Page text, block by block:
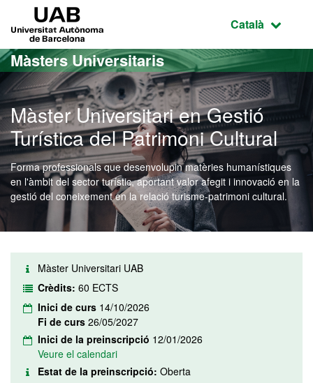
Ves al contingut principal
Ves a la navegació de la pàgina
Idioma
Català
Màsters Universitaris
Màster Universitari en Gestió
Turística del Patrimoni Cultural
Forma professionals que desenvolupin matèries humanístiques
en l'àmbit del sector turístic, aportant valor afegit i innovació en la
gestió del coneixement en la relació turisme-patrimoni cultural.
Màster Universitari UAB
Crèdits: 60 ECTS
Inici de curs 14/10/2026
Fi de curs 26/05/2027
Inici de la preinscripció 12/01/2026
Veure el calendari
Estat de la preinscripció: Oberta